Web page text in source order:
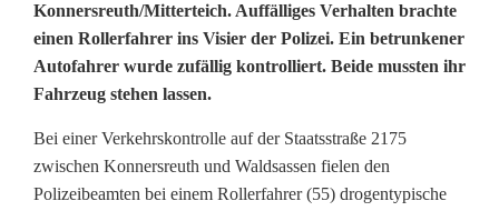
A
l
k
o
h
Konnersreuth/Mitterteich. Auffälliges Verhalten brachte
einen Rollerfahrer ins Visier der Polizei. Ein betrunkener
Autofahrer wurde zufällig kontrolliert. Beide mussten ihr
Fahrzeug stehen lassen.
Bei einer Verkehrskontrolle auf der Staatsstraße 2175
zwischen Konnersreuth und Waldsassen fielen den
Polizeibeamten bei einem Rollerfahrer (55) drogentypische